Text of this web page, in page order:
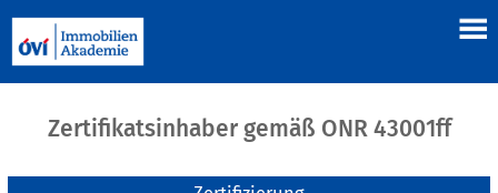
Zertifikatsinhaber gemäß ONR 43001ff